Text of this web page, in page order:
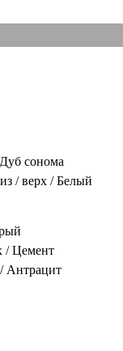
сонома
/ верх / Белый
/ Цемент
Антрацит